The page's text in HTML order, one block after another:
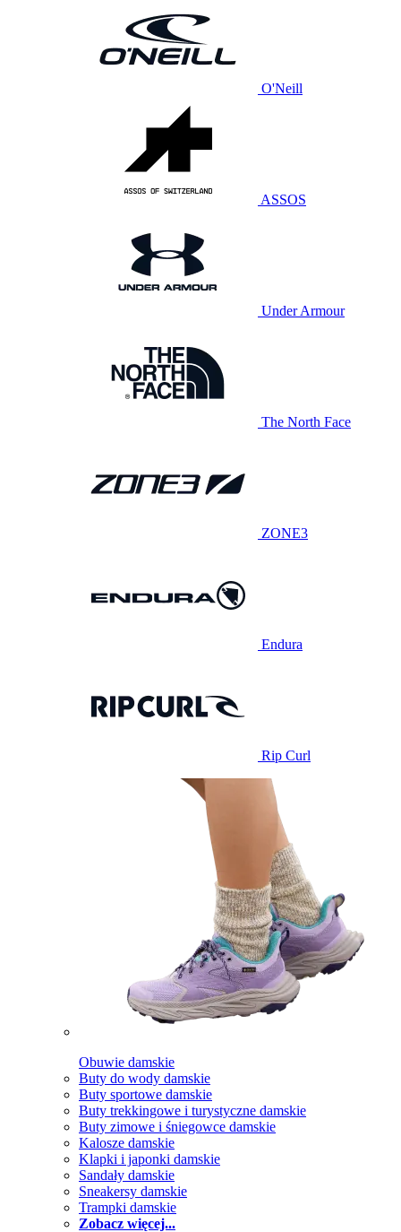
O'Neill
ASSOS
Under Armour
The North Face
ZONE3
Endura
Rip Curl
Obuwie damskie
Buty do wody damskie
Buty sportowe damskie
Buty trekkingowe i turystyczne damskie
Buty zimowe i śniegowce damskie
Kalosze damskie
Klapki i japonki damskie
Sandały damskie
Sneakersy damskie
Trampki damskie
Zobacz więcej...